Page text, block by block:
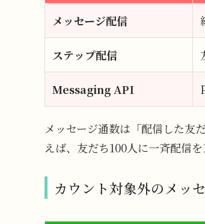
メッセージ配信
ステップ配信
Messaging API
メッセージ通数は「配信した友
えば、友だち100人に一斉配信
カウント対象外のメッ